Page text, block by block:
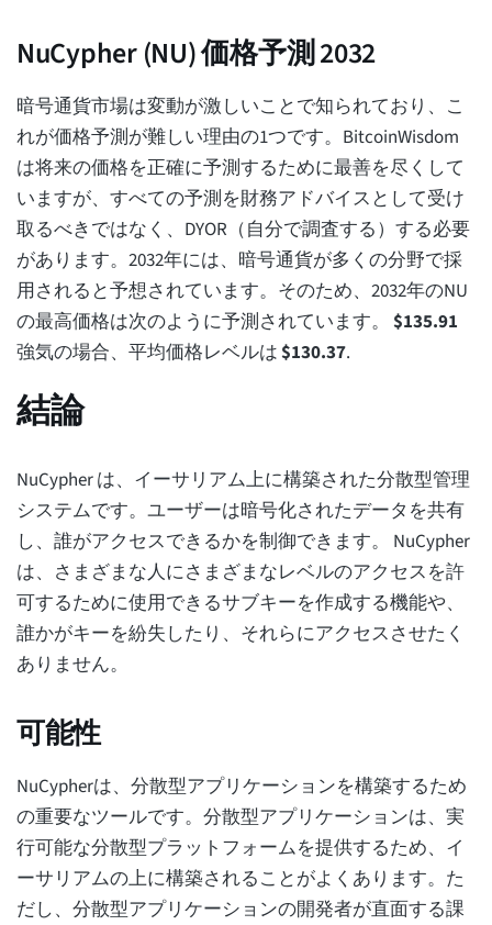
NuCypher (NU) 価格予測 2032
暗号通貨市場は変動が激しいことで知られており、こ
れが価格予測が難しい理由の1つです。BitcoinWisdom
は将来の価格を正確に予測するために最善を尽くして
いますが、すべての予測を財務アドバイスとして受け
取るべきではなく、DYOR（自分で調査する）する必要
があります。2032年には、暗号通貨が多くの分野で採
用されると予想されています。そのため、2032年のNU
の最高価格は次のように予測されています。 $135.91
強気の場合、平均価格レベルは$130.37.
結論
NuCypher は、イーサリアム上に構築された分散型管理
システムです。ユーザーは暗号化されたデータを共有
し、誰がアクセスできるかを制御できます。 NuCypher
は、さまざまな人にさまざまなレベルのアクセスを許
可するために使用できるサブキーを作成する機能や、
誰かがキーを紛失したり、それらにアクセスさせたく
ありません。
可能性
NuCypherは、分散型アプリケーションを構築するため
の重要なツールです。分散型アプリケーションは、実
行可能な分散型プラットフォームを提供するため、イ
ーサリアムの上に構築されることがよくあります。た
だし、分散型アプリケーションの開発者が直面する課